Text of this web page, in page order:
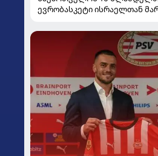
ევრობასკეტი ისრაელთან